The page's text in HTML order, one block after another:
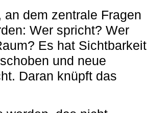
dem zentrale Fragen
Wer spricht? Wer
Es hat Sichtbarkeit
und neue
Daran knüpft das